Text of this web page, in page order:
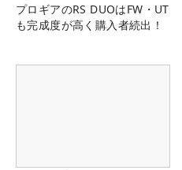
プロギアのRS DUOはFW・UT
も完成度が高く購入者続出！